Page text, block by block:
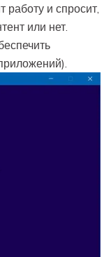
и спросит,
или нет.